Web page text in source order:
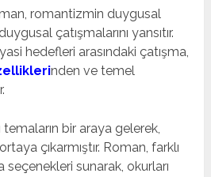
romantizmin duygusal
çatışmalarını yansıtır.
hedefleri arasındaki çatışma,
nden ve temel
temaların bir araya gelerek,
çıkarmıştır. Roman, farklı
sunarak, okurları